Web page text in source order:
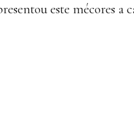
este mécores a